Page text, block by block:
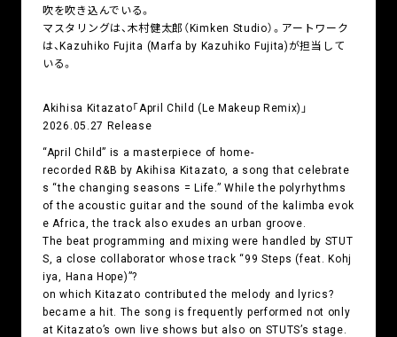
吹を吹き込んでいる。
マスタリングは、木村健太郎（Kimken Studio）。アートワーク
は、Kazuhiko Fujita (Marfa by Kazuhiko Fujita)が担当して
いる。
Akihisa Kitazato「April Child (Le Makeup Remix)」
2026.05.27 Release
“April Child” is a masterpiece of home-
recorded R&B by Akihisa Kitazato, a song that celebrate
s “the changing seasons = Life.” While the polyrhythms
of the acoustic guitar and the sound of the kalimba evok
e Africa, the track also exudes an urban groove.
The beat programming and mixing were handled by STUT
S, a close collaborator whose track “99 Steps (feat. Kohj
iya, Hana Hope)”?
on which Kitazato contributed the melody and lyrics?
became a hit. The song is frequently performed not only
at Kitazato’s own live shows but also on STUTS’s stage.